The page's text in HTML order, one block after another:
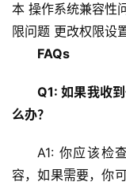
务
维
络
本 操作系统兼容性
限问题 更改权限设
FAQs
Q1: 如果我收
么办？
A1: 你应该检
容，如果需要，你